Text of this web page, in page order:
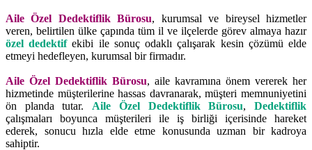
Aile Özel Dedektiflik Bürosu, kurumsal ve bireysel hizmetler
veren, belirtilen ülke çapında tüm il ve ilçelerde görev almaya hazır
özel dedektifekibi ile sonuç odaklı çalışarak kesin çözümü elde
etmeyi hedefleyen, kurumsal bir firmadır.
Aile Özel Dedektiflik Bürosu, aile kavramına önem vererek her
hizmetinde müşterilerine hassas davranarak, müşteri memnuniyetini
ön planda tutar. Aile Özel Dedektiflik Bürosu,Dedektiflik
çalışmaları boyunca müşterileri ile iş birliği içerisinde hareket
ederek, sonucu hızla elde etme konusunda uzman bir kadroya
sahiptir.